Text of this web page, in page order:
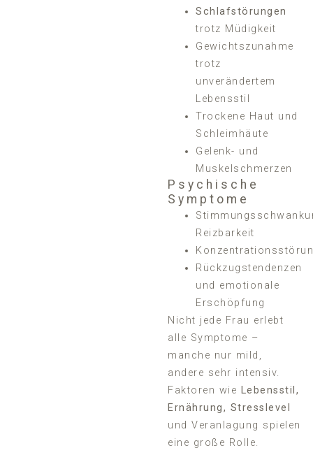
Schlafstörungen
trotz Müdigkeit
Gewichtszunahme
trotz
unverändertem
Lebensstil
Trockene Haut und
Schleimhäute
Gelenk- und
Muskelschmerzen
Psychische
Symptome
Reizbarkeit
Rückzugstendenzen
und emotionale
Erschöpfung
Nicht jede Frau erlebt
alle Symptome –
manche nur mild,
andere sehr intensiv.
Faktoren wie Lebensstil,
Ernährung, Stresslevel
und Veranlagung spielen
eine große Rolle.